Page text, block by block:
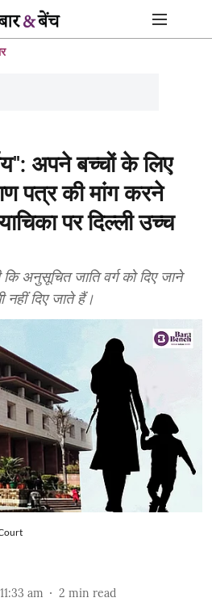
अपने बच्चों के लिए
पत्र की मांग करने
पर दिल्ली उच्च
कि अनुसूचित जाति वर्ग को दिए जाने
नहीं दिए जाते हैं।
am 2 min read